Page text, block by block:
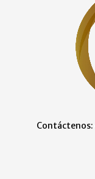
Contáctenos: